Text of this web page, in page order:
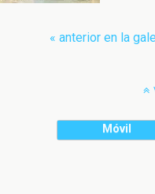
« anterior en la
Móvil